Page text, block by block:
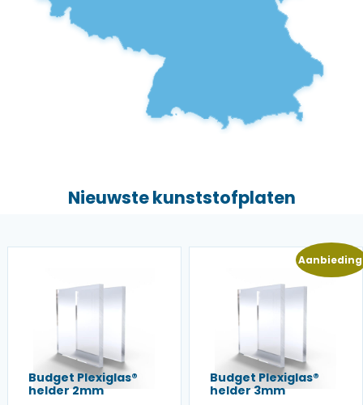
Nieuwste kunststofplaten
Budget Plexiglas®
helder 2mm
Budget Plexiglas®
helder 3mm